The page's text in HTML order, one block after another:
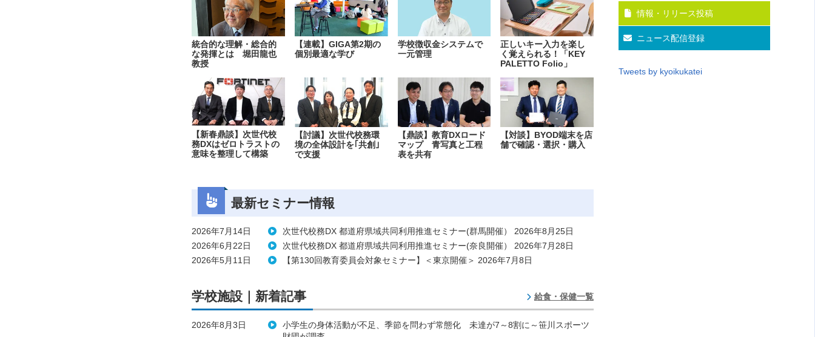
統合的な理解・総合的
な発揮とは 堀田龍也
教授
【連載】GIGA第2期の
個別最適な学び
学校徴収金システムで
一元管理
正しいキー入力を楽し
く覚えられる！「KEY
PALETTO Folio」
【新春鼎談】次世代校
務DXはゼロトラストの
意味を整理して構築
【討議】次世代校務環
境の全体設計を｢共創｣
で支援
【鼎談】教育DXロード
マップ 青写真と工程
表を共有
【対談】BYOD端末を店
舗で確認・選択・購入
最新セミナー情報
2026年7月14日
次世代校務DX 都道府県域共同利用推進セミナー(群馬開催） 2026年8月25日
2026年6月22日
次世代校務DX 都道府県域共同利用推進セミナー(奈良開催） 2026年7月28日
2026年5月11日
【第130回教育委員会対象セミナー】＜東京開催＞ 2026年7月8日
学校施設｜新着記事 給食・保健一覧
2026年8月3日
小学生の身体活動が不足、季節を問わず常態化 未達が7～8割に～笹川スポーツ
情報・リリース投稿
ニュース配信登録
Tweets by kyoikukatei